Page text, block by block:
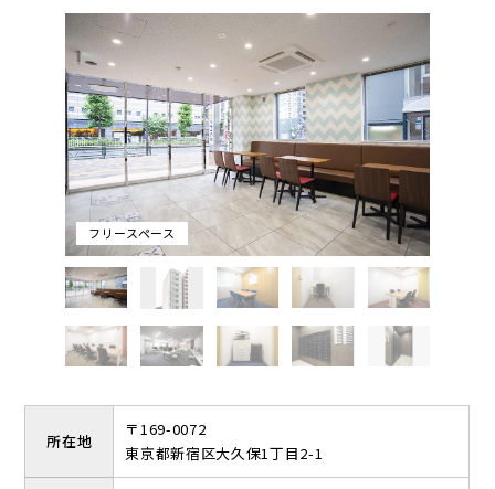
一望できるなど眺望も良いです。お部屋は施錠可能で、室内には
インターホンを設置しています。エントランスはオートロックの
ため、セキュリティ面においても24時間ご安心いただけます。
共有設備として、毎日2時間まで無料で使える会議室が4室とフリ
ースペースがございます。お仕事の休憩やお客様との待ち合わせ
スペースとしてフリースペースをご利用いただけます。
フリースペース
所在地
〒169-0072
東京都新宿区大久保1丁目2-1